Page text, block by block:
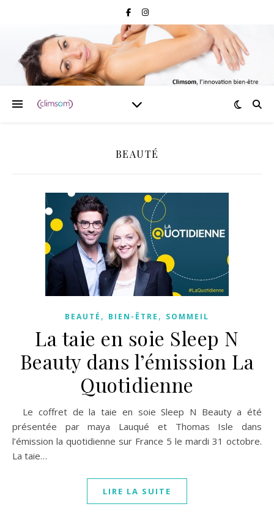
BEAUTÉ
BEAUTÉ , BIEN-ÊTRE , SOMMEIL
La taie en soie Sleep N
Beauty dans l’émission La
Quotidienne
Le coffret de la taie en soie Sleep N Beauty a été
présentée par maya Lauqué et Thomas Isle dans
l’émission la quotidienne sur France 5 le mardi 31 octobre.
La taie…
LIRE LA SUITE